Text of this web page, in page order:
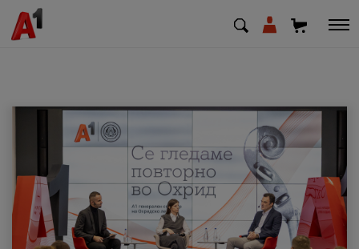
МК SQ
Приватни Деловни